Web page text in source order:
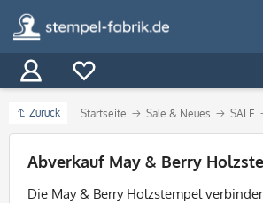
Zurück Startseite Sale & Neues SALE
Filter
Abverkauf May & Berry
Die May & Berry Holzstempel